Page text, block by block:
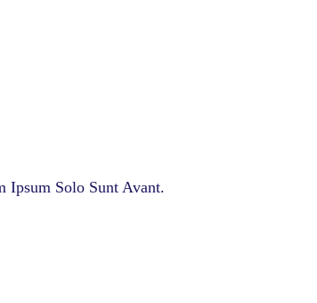
Ipsum Solo Sunt Avant.